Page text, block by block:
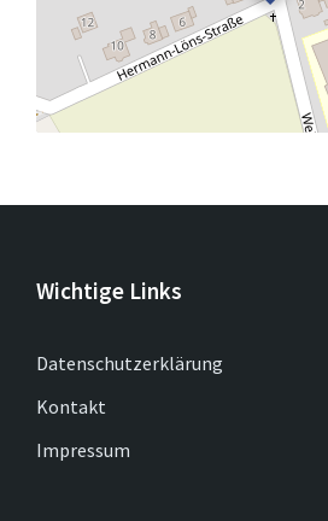
Wichtige Links
Datenschutzerklärung
Kontakt
Impressum